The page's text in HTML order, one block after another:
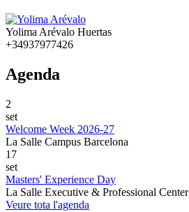
Yolima Arévalo Huertas
+34937977426
Agenda
2
set
Welcome Week 2026-27
La Salle Campus Barcelona
17
set
Masters' Experience Day
La Salle Executive & Professional Center
Veure tota l'agenda